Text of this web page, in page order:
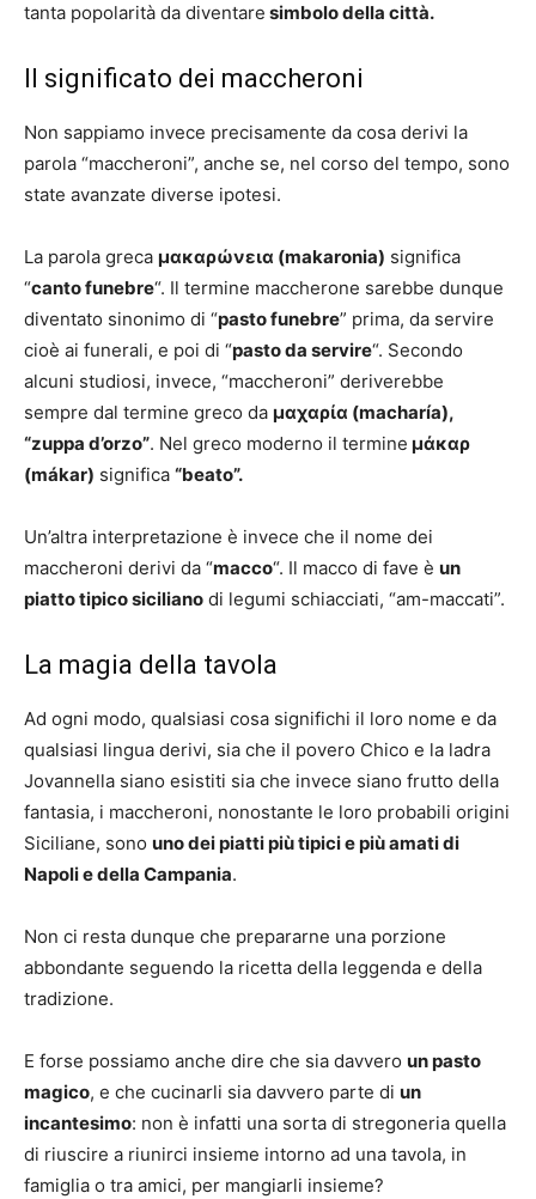
tanta popolarità da diventare simbolo della città.
Il significato dei maccheroni
Non sappiamo invece precisamente da cosa derivi la
parola “maccheroni”, anche se, nel corso del tempo, sono
state avanzate diverse ipotesi.
La parola greca μακαρώνεια (makaronia) significa
“canto funebre“. Il termine maccherone sarebbe dunque
diventato sinonimo di “pasto funebre” prima, da servire
cioè ai funerali, e poi di “pasto da servire“. Secondo
alcuni studiosi, invece, “maccheroni” deriverebbe
sempre dal termine greco da μαχαρία (macharía),
“zuppa d’orzo”. Nel greco moderno il termine μάκαρ
(mákar) significa “beato”.
Un’altra interpretazione è invece che il nome dei
maccheroni derivi da “macco“. Il macco di fave è un
piatto tipico siciliano di legumi schiacciati, “am-maccati”.
La magia della tavola
Ad ogni modo, qualsiasi cosa significhi il loro nome e da
qualsiasi lingua derivi, sia che il povero Chico e la ladra
Jovannella siano esistiti sia che invece siano frutto della
fantasia, i maccheroni, nonostante le loro probabili origini
Siciliane, sono uno dei piatti più tipici e più amati di
Napoli e della Campania.
Non ci resta dunque che prepararne una porzione
abbondante seguendo la ricetta della leggenda e della
tradizione.
E forse possiamo anche dire che sia davvero un pasto
magico, e che cucinarli sia davvero parte di un
incantesimo: non è infatti una sorta di stregoneria quella
di riuscire a riunirci insieme intorno ad una tavola, in
famiglia o tra amici, per mangiarli insieme?